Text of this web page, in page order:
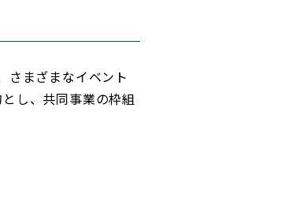
さまざまなイベント
し、共同事業の枠組